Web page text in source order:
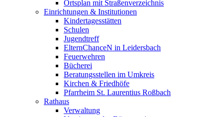
Ortsplan mit Straßenverzeichnis
Einrichtungen & Institutionen
Kindertagesstätten
Schulen
Jugendtreff
ElternChanceN in Leidersbach
Feuerwehren
Bücherei
Beratungsstellen im Umkreis
Kirchen & Friedhöfe
Pfarrheim St. Laurentius Roßbach
Rathaus
Verwaltung